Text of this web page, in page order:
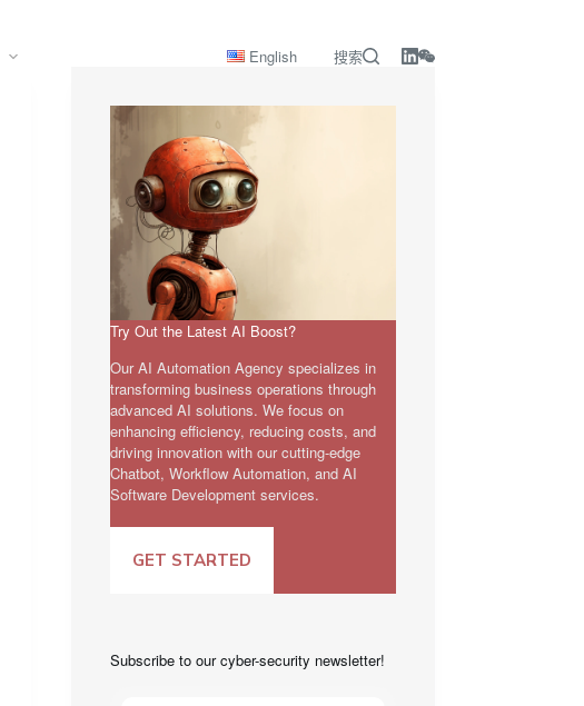
English 搜索
Try Out the Latest AI Boost?
Our AI Automation Agency specializes in
transforming business operations through
advanced AI solutions. We focus on
enhancing efficiency, reducing costs, and
driving innovation with our cutting-edge
Chatbot, Workflow Automation, and AI
Software Development services.
GET STARTED
Subscribe to our cyber-security newsletter!